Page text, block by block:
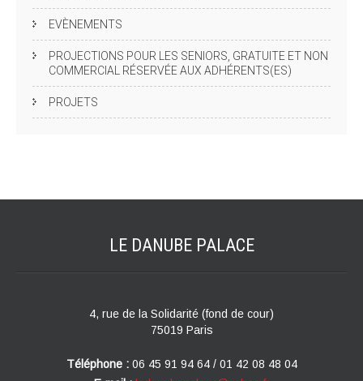
EVÈNEMENTS
PROJECTIONS POUR LES SENIORS, GRATUITE ET NON
COMMERCIAL RÉSERVÉE AUX ADHÉRENTS(ES)
PROJETS
LE DANUBE PALACE
4, rue de la Solidarité (fond de cour)
75019 Paris
Téléphone : 06 45 91 94 64 / 01 42 08 48 04